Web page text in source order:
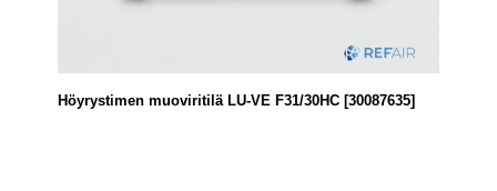
Höyrystimen muoviritilä LU-VE F31/30HC [30087635]